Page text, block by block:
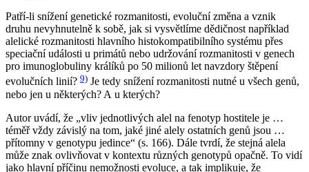
Patří-li snížení genetické rozmanitosti, evoluční změna a vznik
druhu nevyhnutelně k sobě, jak si vysvětlíme dědičnost například
alelické rozmanitosti hlavního histokompatibilního systému přes
speciační události u primátů nebo udržování rozmanitosti v genech
pro imunoglobuliny králíků po 50 milionů let navzdory štěpení
evolučních linií? 9) Je tedy snížení rozmanitosti nutné u všech genů,
nebo jen u některých? A u kterých?
Autor uvádí, že „vliv jednotlivých alel na fenotyp hostitele je …
téměř vždy závislý na tom, jaké jiné alely ostatních genů jsou …
přítomny v genotypu jedince“ (s. 166). Dále tvrdí, že stejná alela
může znak ovlivňovat v kontextu různých genotypů opačně. To vidí
jako hlavní příčinu nemožnosti evoluce, a tak implikuje, že